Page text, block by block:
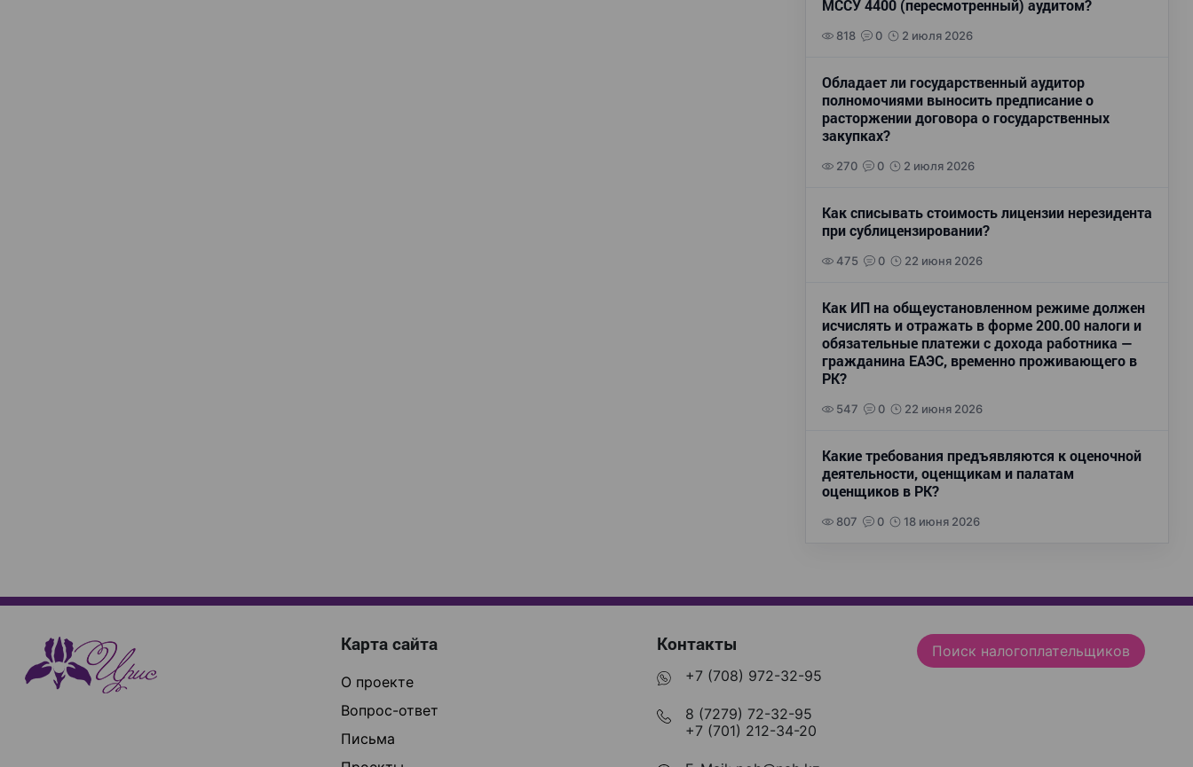
МССУ 4400 (пересмотренный) аудитом?
818 0 2 июля 2026
Обладает ли государственный аудитор
полномочиями выносить предписание о
расторжении договора о государственных
закупках?
270 0 2 июля 2026
Как списывать стоимость лицензии нерезидента
при сублицензировании?
475 0 22 июня 2026
Как ИП на общеустановленном режиме должен
исчислять и отражать в форме 200.00 налоги и
обязательные платежи с дохода работника —
гражданина ЕАЭС, временно проживающего в
РК?
547 0 22 июня 2026
Какие требования предъявляются к оценочной
деятельности, оценщикам и палатам
оценщиков в РК?
807 0 18 июня 2026
Карта сайта
О проекте
Вопрос-ответ
Письма
Контакты
+7 (708) 972-32-95
8 (7279) 72-32-95
+7 (701) 212-34-20
Поиск налогоплательщиков